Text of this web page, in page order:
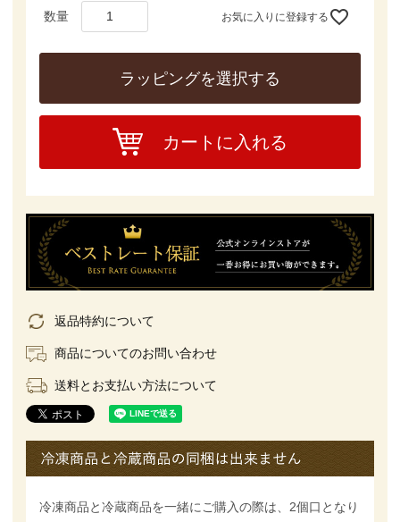
お気に入りに登録する
ラッピングを選択する
カートに入れる
返品特約について
商品についてのお問い合わせ
送料とお支払い方法について
冷凍商品と冷蔵商品を一緒にご購入の際は、2個口となり